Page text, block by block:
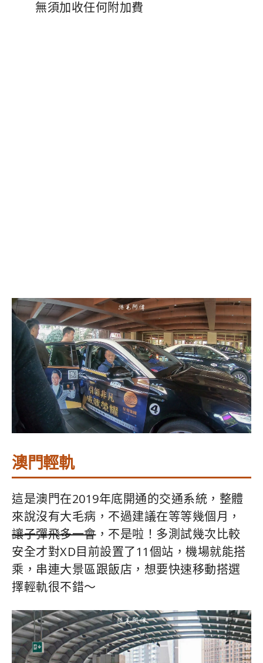
無須加收任何附加費
澳門輕軌
這是澳門在2019年底開通的交通系統，整體
來說沒有大毛病，不過建議在等等幾個月，
讓子彈飛多一會，不是啦！多測試幾次比較
安全才對XD目前設置了11個站，機場就能搭
乘，串連大景區跟飯店，想要快速移動搭選
擇輕軌很不錯～